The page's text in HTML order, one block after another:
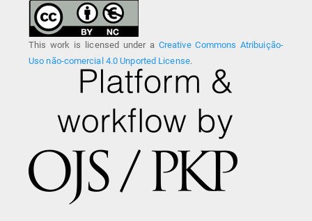
This work is licensed under a Creative Commons Atribuição-
Uso não-comercial 4.0 Unported License.